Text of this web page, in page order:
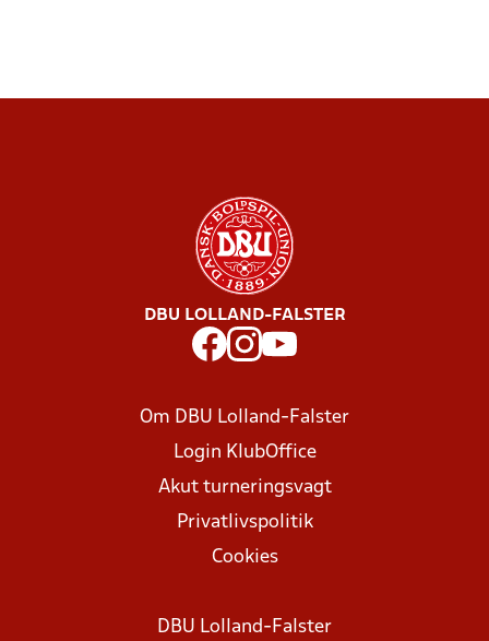
DBU LOLLAND-FALSTER
Om DBU Lolland-Falster
Login KlubOffice
Akut turneringsvagt
Privatlivspolitik
Cookies
DBU Lolland-Falster